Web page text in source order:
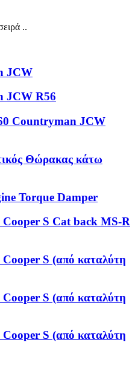
..
JCW
JCW R56
Countryman JCW
Θώρακας κάτω
Torque Damper
Cooper S Cat back MS-R
Cooper S (από καταλύτη
Cooper S (από καταλύτη
Cooper S (από καταλύτη